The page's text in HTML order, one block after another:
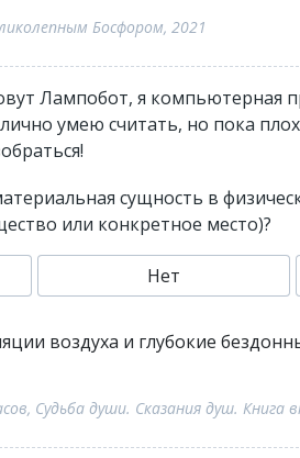
Босфором, 2021
Лампобот, я компьютерная
умею считать, но пока
сущность в
или конкретное место)?
Нет
воздуха и глубокие
Судьба души. Сказания душ. Книга